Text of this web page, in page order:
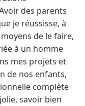
des parents
je réussisse, à
de le faire,
à un homme
mes projets et
de nos enfants,
complète
savoir bien